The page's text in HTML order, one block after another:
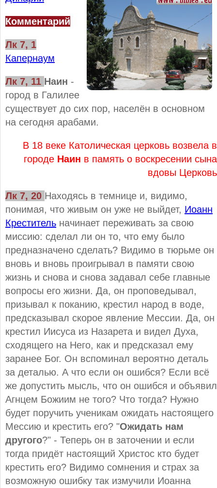
Комментарий
Лк 7, 1
Капернаум
Лк 7, 11 Наин -
город в Галилее
существует до сих пор, населён в основном
на сегодня арабами.
В 18 веке Католическая церковь возвела в
городе Наин в память о воскресении сына
вдовы Церковь
Лк 7, 20 Находясь в темнице и, видимо,
понимая, что живым он уже не выйдет, Иоанн
Креститель начинает переживать за свою
миссию: сделал ли он то, что ему было
предназначено сделать? Видимо в тюрьме он
вновь и вновь проигрывал в памяти свою
жизнь и снова и снова задавал себе главные
вопросы его жизни. Да, он проповедывал,
призывал к поканию, крестил народ в воде,
предсказывал скорое явление Мессии. Да, он
крестил Иисуса из Назарета и видел Духа,
сходящего на Него, как и предсказал ему
заранее Бог. Он вспоминал вероятно деталь
за деталью. А что если он ошибся? Если всё
же допустить мысль, что он ошибся и объявил
Агнцем Божиим не того? Что тогда? Нужно
будет поручить ученикам ожидать настоящего
Мессию и крестить его? "Ожидать нам
другого?" - Теперь он в заточении и если
тогда придёт настоящий Христос кто будет
крестить его? Видимо сомнения и страх за
возможную ошибку так измучили Иоанна